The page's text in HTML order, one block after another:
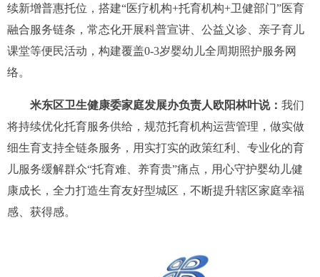
续新增普惠托位，搭建“医疗机构+托育机构+卫健部门”医育
融合服务链条，常态化开展科普宣讲、公益义诊、亲子育儿
课堂等便民活动，构建覆盖0-3岁婴幼儿全周期照护服务网
络。
米东区卫生健康委家庭发展办负责人欧阳林叶说： 我们
将持续优化托育服务供给，规范托育机构运营管理，做实做
细生育支持全链条服务，用实打实的政策红利、专业化的育
儿服务缓解群众“托育难、养育贵”痛点，用心守护婴幼儿健
康成长，全力打造生育友好型城区，不断提升辖区家庭幸福
感、获得感。